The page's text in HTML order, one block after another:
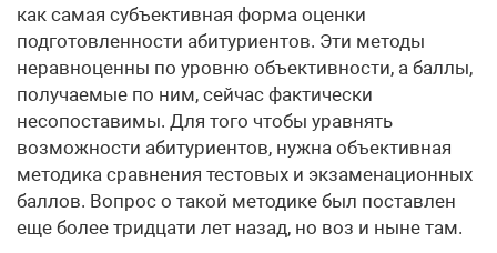
как самая субъективная форма оценки
подготовленности абитуриентов. Эти методы
неравноценны по уровню объективности, а баллы,
получаемые по ним, сейчас фактически
несопоставимы. Для того чтобы уравнять
возможности абитуриентов, нужна объективная
методика сравнения тестовых и экзаменационных
баллов. Вопрос о такой методике был поставлен
еще более тридцати лет назад, но воз и ныне там.